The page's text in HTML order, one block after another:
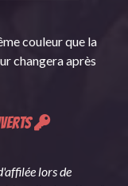
couleur que la
changera après
lors de